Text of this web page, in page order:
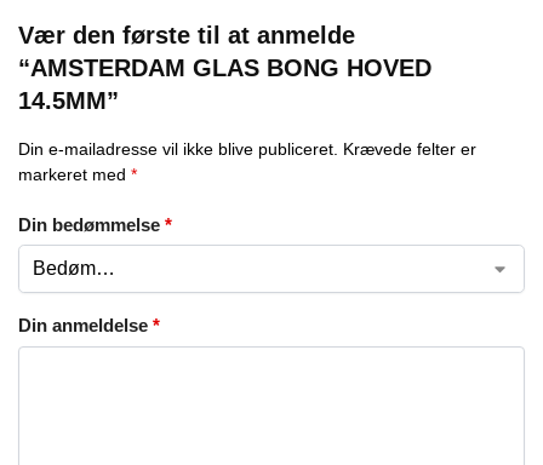
Vær den første til at anmelde
“AMSTERDAM GLAS BONG HOVED
14.5MM”
Din e-mailadresse vil ikke blive publiceret. Krævede felter er
markeret med *
Din bedømmelse *
Din anmeldelse *